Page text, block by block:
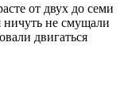
от двух до семи
не смущали
двигаться